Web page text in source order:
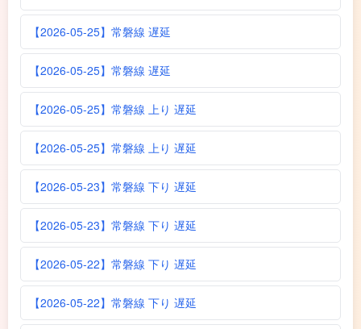
【2026-05-25】常磐線 遅延
【2026-05-25】常磐線 遅延
【2026-05-25】常磐線 上り 遅延
【2026-05-25】常磐線 上り 遅延
【2026-05-23】常磐線 下り 遅延
【2026-05-23】常磐線 下り 遅延
【2026-05-22】常磐線 下り 遅延
【2026-05-22】常磐線 下り 遅延